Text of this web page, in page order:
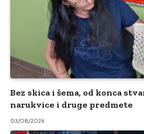
Bez skica i šema, od konca
narukvice i druge predmete
03/08/2026